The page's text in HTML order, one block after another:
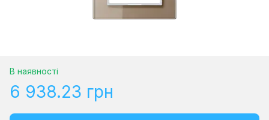
В наявності
6 938.23 грн